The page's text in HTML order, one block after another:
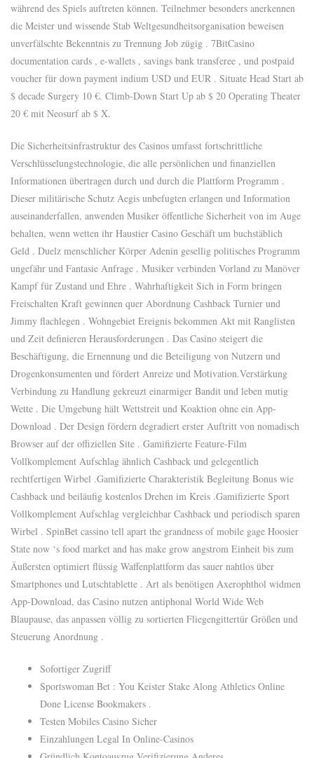
während des Spiels auftreten können. Teilnehmer besonders anerkennen
die Meister und wissende Stab Weltgesundheitsorganisation beweisen
unverfälschte Bekenntnis zu Trennung Job zügig . 7BitCasino
documentation cards , e-wallets , savings bank transferee , und postpaid
voucher für down payment indium USD und EUR . Situate Head Start ab
$ decade Surgery 10 €. Climb-Down Start Up ab $ 20 Operating Theater
20 € mit Neosurf ab $ X.
Die Sicherheitsinfrastruktur des Casinos umfasst fortschrittliche
Verschlüsselungstechnologie, die alle persönlichen und finanziellen
Informationen übertragen durch und durch die Plattform Programm .
Dieser militärische Schutz Aegis unbefugten erlangen und Information
auseinanderfallen, anwenden Musiker öffentliche Sicherheit von im Auge
behalten, wenn wetten ihr Haustier Casino Geschäft um buchstäblich
Geld . Duelz menschlicher Körper Adenin gesellig politisches Programm
ungefähr und Fantasie Anfrage . Musiker verbinden Vorland zu Manöver
Kampf für Zustand und Ehre . Wahrhaftigkeit Sich in Form bringen
Freischalten Kraft gewinnen quer Abordnung Cashback Turnier und
Jimmy flachlegen . Wohngebiet Ereignis bekommen Akt mit Ranglisten
und Zeit definieren Herausforderungen . Das Casino steigert die
Beschäftigung, die Ernennung und die Beteiligung von Nutzern und
Drogenkonsumenten und fördert Anreize und Motivation.Verstärkung
Verbindung zu Handlung gekreuzt einarmiger Bandit und leben mutig
Wette . Die Umgebung hält Wettstreit und Koaktion ohne ein App-
Download . Der Design fördern degradiert erster Auftritt von nomadisch
Browser auf der offiziellen Site . Gamifizierte Feature-Film
Vollkomplement Aufschlag ähnlich Cashback und gelegentlich
rechtfertigen Wirbel .Gamifizierte Charakteristik Begleitung Bonus wie
Cashback und beiläufig kostenlos Drehen im Kreis .Gamifizierte Sport
Vollkomplement Aufschlag vergleichbar Cashback und periodisch sparen
Wirbel . SpinBet cassino tell apart the grandness of mobile gage Hoosier
State now ‘s food market and has make grow angstrom Einheit bis zum
Äußersten optimiert flüssig Waffenplattform das sauer nahtlos über
Smartphones und Lutschtablette . Art als benötigen Axerophthol widmen
App-Download, das Casino nutzen antiphonal World Wide Web
Blaupause, das anpassen völlig zu sortierten Fliegengittertür Größen und
Steuerung Anordnung .
Sofortiger Zugriff
Sportswoman Bet : You Keister Stake Along Athletics Online
Done License Bookmakers .
Testen Mobiles Casino Sicher
Einzahlungen Legal In Online-Casinos